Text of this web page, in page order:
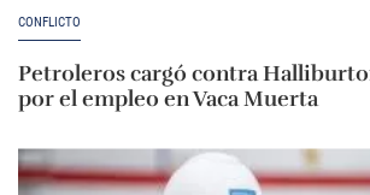
CONFLICTO
Petroleros cargó contra
por el empleo en Vaca Muerta